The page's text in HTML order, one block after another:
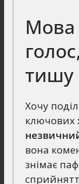
Мова
тишу
Хочу
ключових
вона
знімає